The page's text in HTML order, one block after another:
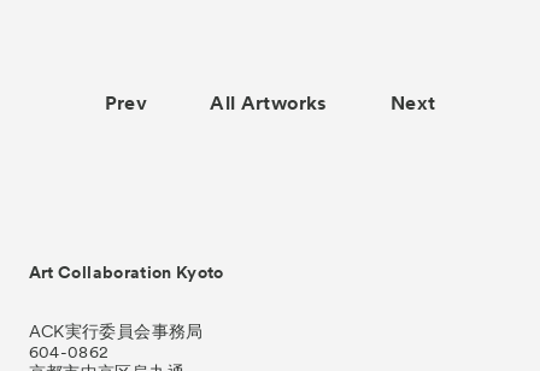
Prev All Artworks Next
Art Collaboration Kyoto
ACK実行委員会事務局
604-0862